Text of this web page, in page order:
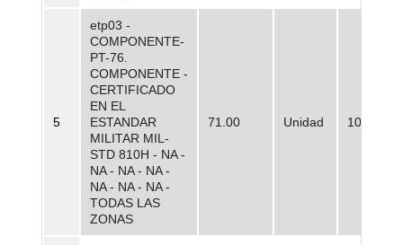
5
etp03 -
COMPONENTE-
PT-76.
COMPONENTE -
CERTIFICADO
EN EL
ESTANDAR
MILITAR MIL-
STD 810H - NA -
NA - NA - NA -
NA - NA - NA -
TODAS LAS
ZONAS
71.00 Unidad 100,00